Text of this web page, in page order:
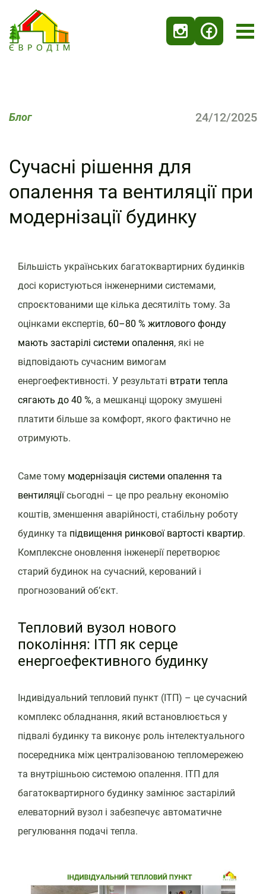
Блог 24/12/2025
Сучасні рішення для
опалення та вентиляції при
модернізації будинку
Більшість українських багатоквартирних будинків
досі користуються інженерними системами,
спроєктованими ще кілька десятиліть тому. За
оцінками експертів, 60–80 % житлового фонду
мають застарілі системи опалення, які не
відповідають сучасним вимогам
енергоефективності. У результаті втрати тепла
сягають до 40 %, а мешканці щороку змушені
платити більше за комфорт, якого фактично не
отримують.
Саме тому модернізація системи опалення та
вентиляціїсьогодні – це про реальну економію
коштів, зменшення аварійності, стабільну роботу
будинку та підвищення ринкової вартості квартир.
Комплексне оновлення інженерії перетворює
старий будинок на сучасний, керований і
прогнозований об’єкт.
Тепловий вузол нового
покоління: ІТП як серце
енергоефективного будинку
Індивідуальний тепловий пункт (ІТП) – це сучасний
комплекс обладнання, який встановлюється у
підвалі будинку та виконує роль інтелектуального
посередника між централізованою тепломережею
та внутрішньою системою опалення. ІТП для
багатоквартирного будинку замінює застарілий
елеваторний вузол і забезпечує автоматичне
регулювання подачі тепла.